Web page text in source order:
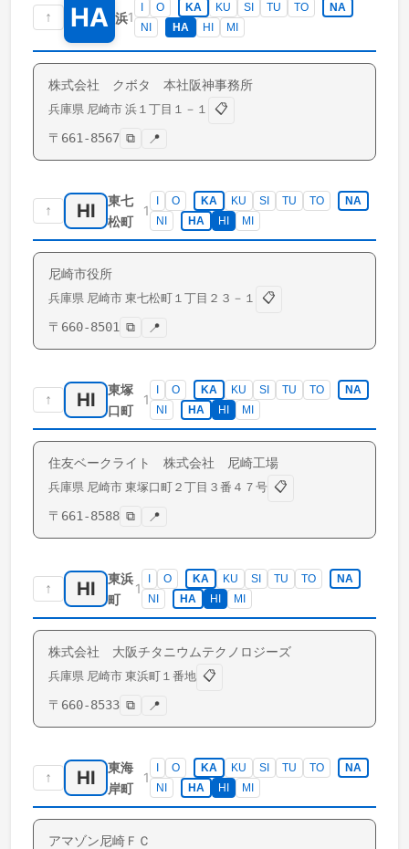
↑ HA 浜1
O KA KU SI TU TO
NA
NI
HA HI MI
株式会社 クボタ 本社阪神事務所
兵庫県 尼崎市 浜 １丁目１－１
📋
〒 661-8567 ⧉ 📍
↑ HI
東七
松町
1
O KA KU SI TU TO
NA
NI
HA HI MI
尼崎市役所
兵庫県 尼崎市 東七松町 １丁目２３－１
📋
〒 660-8501 ⧉ 📍
↑ HI
東塚
口町
1
O KA KU SI TU TO
NA
NI
HA HI MI
住友ベークライト 株式会社 尼崎工場
兵庫県 尼崎市 東塚口町 ２丁目３番４７号 📋
〒 661-8588 ⧉ 📍
↑ HI
東浜
町
1
O KA KU SI TU TO
NA
NI
HA HI MI
株式会社 大阪チタニウムテクノロジーズ
兵庫県 尼崎市 東浜町 １番地 📋
〒 660-8533 ⧉ 📍
↑ HI
東海
岸町
1
O KA KU SI TU TO
NA
NI
HA HI MI
アマゾン尼崎ＦＣ